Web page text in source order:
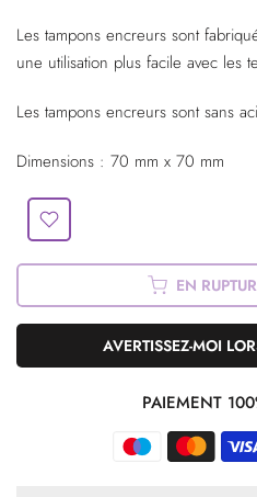
Les tampons encreurs sont
une utilisation plus facile avec les
Les tampons encreurs sont sans
Dimensions : 70 mm x 70 mm
EN
AVERTISSEZ-MOI
PAIEMENT